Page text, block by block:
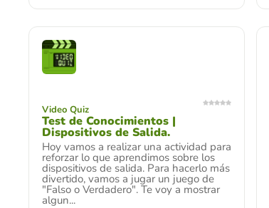
Video Quiz
Test de Conocimientos |
Dispositivos de Salida.
Hoy vamos a realizar una actividad para
reforzar lo que aprendimos sobre los
dispositivos de salida. Para hacerlo más
divertido, vamos a jugar un juego de
"Falso o Verdadero". Te voy a mostrar
algun...